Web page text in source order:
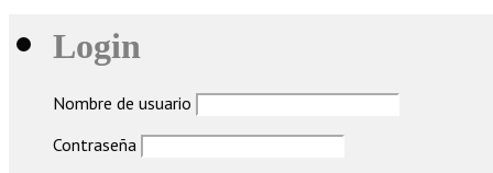
Login
Nombre de usuario
Contraseña